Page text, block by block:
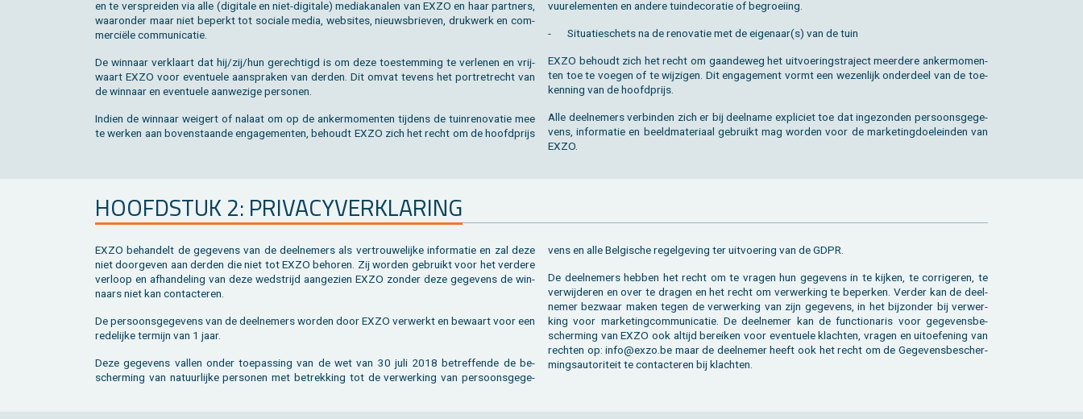
en te ver­sprei­den via alle (di­gi­ta­le en niet-di­gi­ta­le) me­dia­ka­na­len van EXZO en haar part­ners,
waar­on­der maar niet be­perkt tot so­ci­a­le media, web­si­tes, nieuws­brie­ven, druk­werk en com­
mer­ciële com­mu­ni­ca­tie.
De win­naar ver­klaart dat hij/zij/hun ge­rech­tigd is om deze toe­stem­ming te ver­le­nen en vrij­
waart EXZO voor even­tu­e­le aan­spra­ken van der­den. Dit omvat te­vens het por­tret­recht van
de win­naar en even­tu­e­le aan­we­zi­ge per­so­nen.
In­dien de win­naar wei­gert of na­laat om op de an­ker­mo­men­ten tij­dens de tuin­re­no­va­tie mee
te wer­ken aan bo­ven­staan­de en­ga­ge­men­ten, be­houdt EXZO zich het recht om de hoofd­prijs
vuur­ele­men­ten en an­de­re tuin­de­co­ra­tie of be­groei­ing.
- Si­tu­a­tie­schets na de re­no­va­tie met de ei­ge­naar(s) van de tuin
EXZO be­houdt zich het recht om gaan­de­weg het uit­voe­ringstra­ject meer­de­re an­ker­mo­men­
ten toe te voe­gen of te wij­zi­gen. Dit en­ga­ge­ment vormt een we­zen­lijk on­der­deel van de toe­
ken­ning van de hoofd­prijs.
Alle deel­ne­mers ver­bin­den zich er bij deel­na­me ex­pli­ciet toe dat in­ge­zon­den per­soons­ge­ge­
vens, in­for­ma­tie en beeld­ma­te­ri­aal ge­bruikt mag wor­den voor de mar­ke­ting­doel­ein­den van
EXZO.
HOOFD­STUK 2: PRI­VA­CY­VER­KLA­RING
EXZO be­han­delt de ge­ge­vens van de deel­ne­mers als ver­trou­we­lij­ke in­for­ma­tie en zal deze
niet door­ge­ven aan der­den die niet tot EXZO be­ho­ren. Zij wor­den ge­bruikt voor het ver­de­re
ver­loop en af­han­de­ling van deze wed­strijd aan­ge­zien EXZO zon­der deze ge­ge­vens de win­
naars niet kan con­tac­te­ren.
De per­soons­ge­ge­vens van de deel­ne­mers wor­den door EXZO ver­werkt en be­waart voor een
re­de­lij­ke ter­mijn van 1 jaar.
Deze ge­ge­vens val­len onder toe­pas­sing van de wet van 30 juli 2018 be­tref­fen­de de be­
scher­ming van na­tuur­lij­ke per­so­nen met be­trek­king tot de ver­wer­king van per­soons­ge­ge­
vens en alle Bel­gi­sche re­gel­ge­ving ter uit­voe­ring van de GDPR.
De deel­ne­mers heb­ben het recht om te vra­gen hun ge­ge­vens in te kij­ken, te cor­ri­ge­ren, te
ver­wij­de­ren en over te dra­gen en het recht om ver­wer­king te be­per­ken. Ver­der kan de deel­
ne­mer be­zwaar maken tegen de ver­wer­king van zijn ge­ge­vens, in het bij­zon­der bij ver­wer­
king voor mar­ke­ting­com­mu­ni­ca­tie. De deel­ne­mer kan de func­ti­o­na­ris voor ge­ge­vens­be­
scher­ming van EXZO ook al­tijd be­rei­ken voor even­tu­e­le klach­ten, vra­gen en uit­oe­fe­ning van
rech­ten op: info@​exzo.​be maar de deel­ne­mer heeft ook het recht om de Ge­ge­vens­be­scher­
mings­au­to­ri­teit te con­tac­te­ren bij klach­ten.